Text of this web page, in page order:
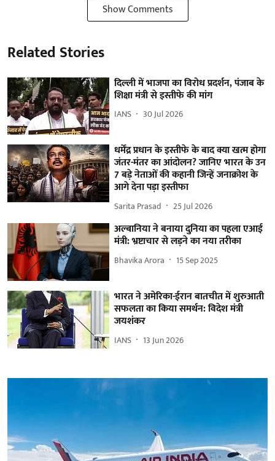
Show Comments
Related Stories
दिल्ली में भाजपा का विरोध प्रदर्शन, पंजाब के
शिक्षा मंत्री से इस्तीफे की मांग
IANS 30 Jul 2026
धर्मेंद्र प्रधान के इस्तीफे के बाद क्या खत्म होगा
जंतर-मंतर का आंदोलन? जानिए भारत के उन
7 बड़े नेताओं की कहानी जिन्हें जनाक्रोश के
आगे देना पड़ा इस्तीफा
Sarita Prasad 25 Jul 2026
अल्बानिया ने बनाया दुनिया का पहला एआई
मंत्री: भ्रष्टाचार से लड़ने का नया तरीका
Bhavika Arora 15 Sep 2025
भारत ने अमेरिका-ईरान बातचीत में शुरुआती
सफलता का किया समर्थन: विदेश मंत्री
जयशंकर
IANS 13 Jun 2026